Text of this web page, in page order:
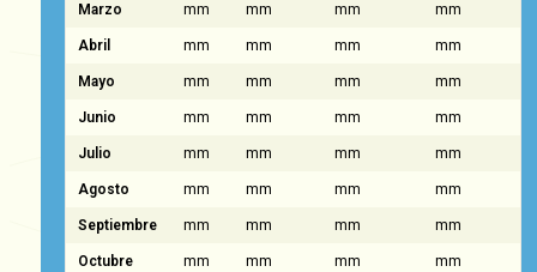
Marzo mm mm mm mm
Abril mm mm mm mm
Mayo mm mm mm mm
Junio mm mm mm mm
Julio mm mm mm mm
Agosto mm mm mm mm
Septiembre mm mm mm mm
Octubre mm mm mm mm